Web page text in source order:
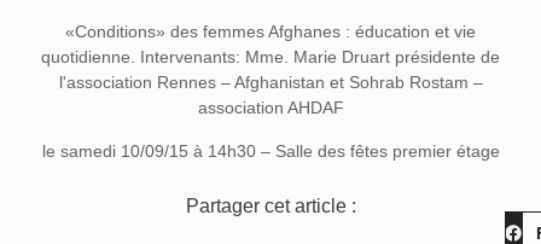
«Conditions» des femmes Afghanes : éducation et vie
quotidienne. Intervenants: Mme. Marie Druart présidente de
l'association Rennes – Afghanistan et Sohrab Rostam –
association AHDAF
le samedi 10/09/15 à 14h30 – Salle des fêtes premier étage
Partager cet article :